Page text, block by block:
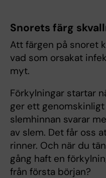
Snorets färg
Att färgen på snoret
vad som orsakat
myt.
Förkylningar startar
ger ett
slemhinnan svarar
av slem. Det får oss
rinner. Och när du
gång haft en
från första början?